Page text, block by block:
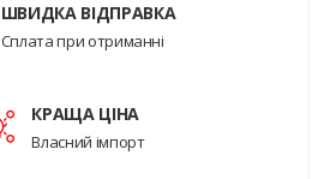
ШВИДКА ВІДПРАВКА
Сплата при отриманні
КРАЩА ЦІНА
Власний імпорт